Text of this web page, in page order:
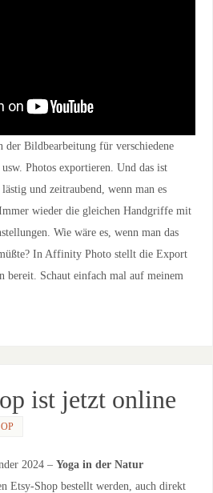
Bildbearbeitung für verschiedene
Photos exportieren. Und das ist
und zeitraubend, wenn man es
wieder die gleichen Handgriffe mit
Wie wäre es, wenn man das
In Affinity Photo stellt die Export
bereit. Schaut einfach mal auf meinem
ist jetzt online
2024 – Yoga in der Natur
Etsy-Shop bestellt werden, auch direkt